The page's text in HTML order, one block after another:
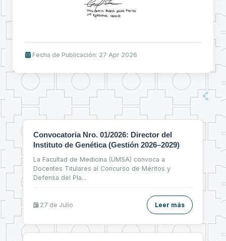
Fecha de Publicación: 27 Apr 2026
Convocatoria Nro. 01/2026: Director del
Instituto de Genética (Gestión 2026–2029)
La Facultad de Medicina (UMSA) convoca a
Docentes Titulares al Concurso de Méritos y
Defensa del Pla...
27 de Julio Leer más